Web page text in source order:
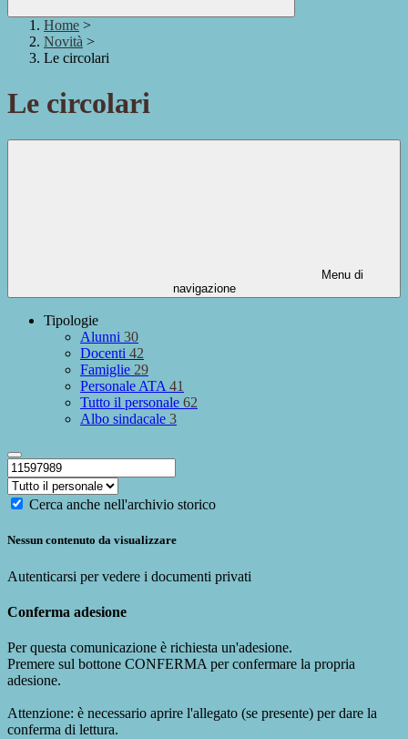
Home >
Novità >
Le circolari
Le circolari
Menu di
navigazione
Tipologie
Alunni 30
Docenti 42
Famiglie 29
Personale ATA 41
Tutto il personale 62
Albo sindacale 3
Cerca anche nell'archivio storico
Nessun contenuto da visualizzare
Autenticarsi per vedere i documenti privati
Conferma adesione
Per questa comunicazione è richiesta un'adesione.
Premere sul bottone CONFERMA per confermare la propria
adesione.
Attenzione: è necessario aprire l'allegato (se presente) per dare la
conferma di lettura.